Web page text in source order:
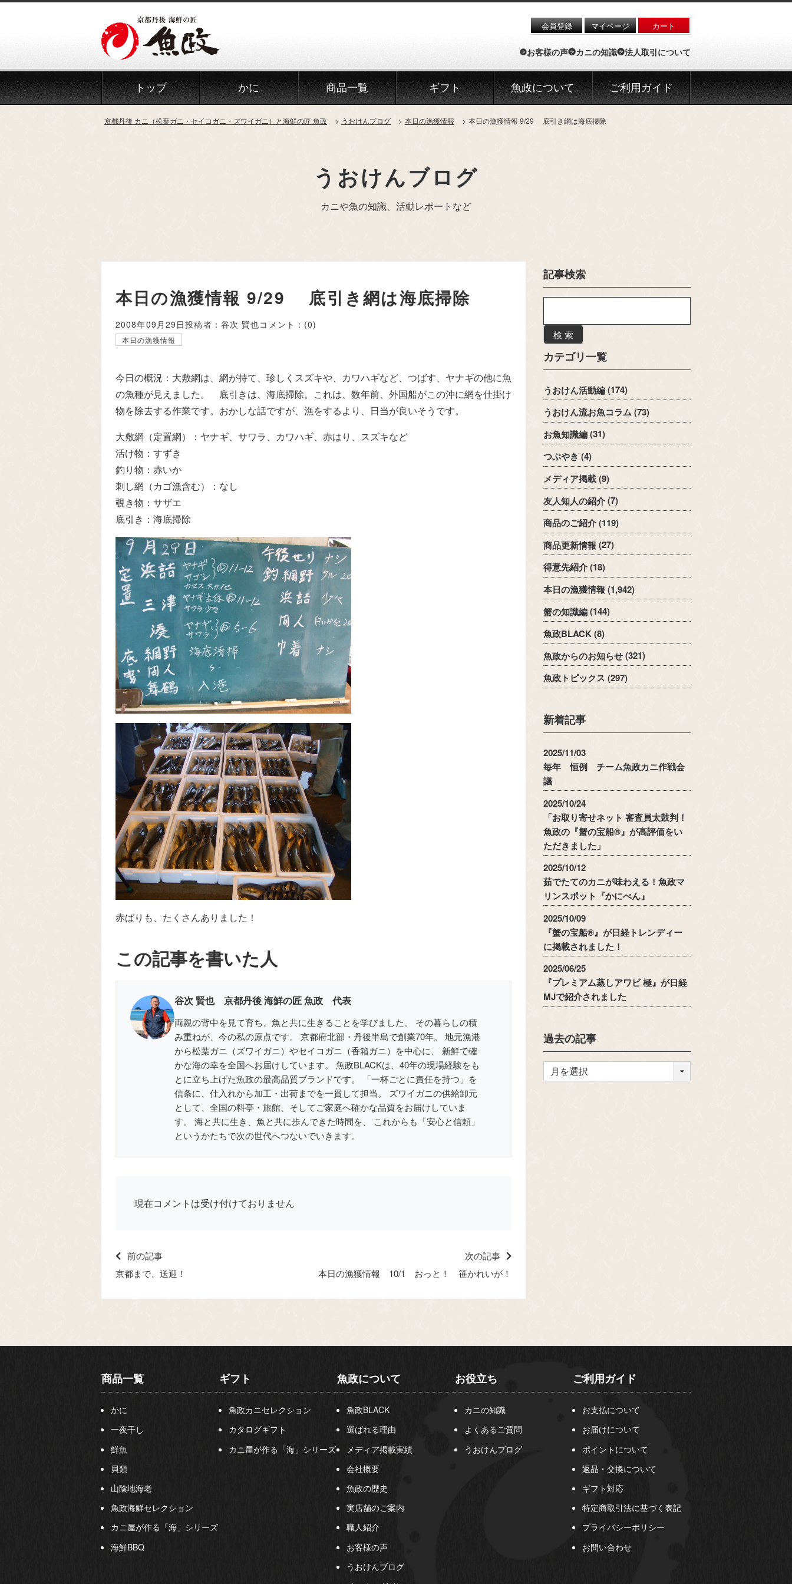
Skip
会員登録 マイページ カート
お客様の声 カニの知識 法人取引について
トップ かに 商品一覧 ギフト 魚政について ご利用ガイド
京都丹後 カニ（松葉ガニ・セイコガニ・ズワイガニ）と海鮮の匠 魚政 うおけんブログ 本日の漁獲情報 本日の漁獲情報 9/29 底引き網は海底掃除
うおけんブログ
カニや魚の知識、活動レポートなど
本日の漁獲情報 9/29 底引き網は海底掃除
2008年09月29日投稿者：谷次 賢也コメント： (0)
本日の漁獲情報
今日の概況：大敷網は、網が持て、珍しくスズキや、カワハギなど、つばす、ヤナギの他に魚
の魚種が見えました。 底引きは、海底掃除。これは、数年前、外国船がこの沖に網を仕掛け
物を除去する作業です。おかしな話ですが、漁をするより、日当が良いそうです。
大敷網（定置網）：ヤナギ、サワラ、カワハギ、赤はり、スズキなど
活け物：すずき
釣り物：赤いか
刺し網（カゴ漁含む）：なし
覗き物：サザエ
底引き：海底掃除
赤ばりも、たくさんありました！
この記事を書いた人
谷次 賢也 京都丹後 海鮮の匠 魚政 代表
両親の背中を見て育ち、魚と共に生きることを学びました。 その暮らしの積
み重ねが、今の私の原点です。 京都府北部・丹後半島で創業70年。 地元漁港
から松葉ガニ（ズワイガニ）やセイコガニ（香箱ガニ）を中心に、 新鮮で確
かな海の幸を全国へお届けしています。 魚政BLACKは、40年の現場経験をも
とに立ち上げた魚政の最高品質ブランドです。 「一杯ごとに責任を持つ」を
信条に、仕入れから加工・出荷までを一貫して担当。 ズワイガニの供給卸元
として、全国の料亭・旅館、そしてご家庭へ確かな品質をお届けしていま
す。 海と共に生き、魚と共に歩んできた時間を、 これからも「安心と信頼」
というかたちで次の世代へつないでいきます。
現在コメントは受け付けておりません
前の記事
京都まで、送迎！
次の記事
本日の漁獲情報 10/1 おっと！ 笹かれいが！
記事検索
検 索
カテゴリ一覧
うおけん活動編(174)
うおけん流お魚コラム(73)
お魚知識編(31)
つぶやき (4)
メディア掲載(9)
友人知人の紹介(7)
商品のご紹介(119)
商品更新情報 (27)
得意先紹介(18)
本日の漁獲情報 (1,942)
蟹の知識編(144)
魚政BLACK(8)
魚政からのお知らせ(321)
魚政トピックス (297)
新着記事
2025/11/03
毎年 恒例 チーム魚政カニ作戦会
議
2025/10/24
「お取り寄せネット 審査員太鼓判！
魚政の『蟹の宝船®』が高評価をい
ただきました」
2025/10/12
茹でたてのカニが味わえる！魚政マ
リンスポット『かにべん』
2025/10/09
『蟹の宝船®』が日経トレンディー
に掲載されました！
2025/06/25
『プレミアム蒸しアワビ 極』が日経
MJで紹介されました
過去の記事
商品一覧
かに
一夜干し
鮮魚
貝類
山陰地海老
魚政海鮮セレクション
カニ屋が作る「海」シリーズ
海鮮BBQ
ギフト
魚政カニセレクション
カタログギフト
カニ屋が作る「海」シリーズ
魚政について
魚政BLACK
選ばれる理由
メディア掲載実績
会社概要
魚政の歴史
実店舗のご案内
職人紹介
お客様の声
うおけんブログ
お役立ち
カニの知識
よくあるご質問
うおけんブログ
ご利用ガイド
お支払について
お届けについて
ポイントについて
返品・交換について
ギフト対応
特定商取引法に基づく表記
プライバシーポリシー
お問い合わせ